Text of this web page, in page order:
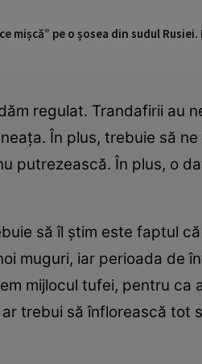
mișcă” pe o șosea din sudul
regulat. Trandafirii au
În plus, trebuie să
putrezească. În plus, o
să îl știm este faptul
muguri, iar perioada de
mijlocul tufei, pentru
trebui să înflorească tot